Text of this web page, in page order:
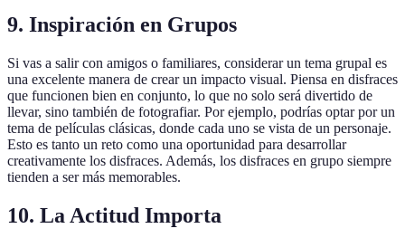
9. Inspiración en Grupos
Si vas a salir con amigos o familiares, considerar un tema grupal es
una excelente manera de crear un impacto visual. Piensa en disfraces
que funcionen bien en conjunto, lo que no solo será divertido de
llevar, sino también de fotografiar. Por ejemplo, podrías optar por un
tema de películas clásicas, donde cada uno se vista de un personaje.
Esto es tanto un reto como una oportunidad para desarrollar
creativamente los disfraces. Además, los disfraces en grupo siempre
tienden a ser más memorables.
10. La Actitud Importa